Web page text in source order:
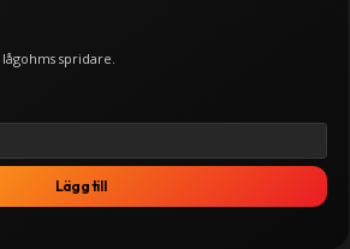
spridare.
Lägg till